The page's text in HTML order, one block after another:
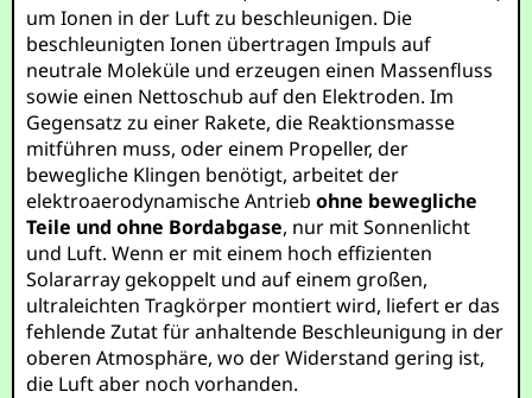
um Ionen in der Luft zu beschleunigen. Die
beschleunigten Ionen übertragen Impuls auf
neutrale Moleküle und erzeugen einen Massenfluss
sowie einen Nettoschub auf den Elektroden. Im
Gegensatz zu einer Rakete, die Reaktionsmasse
mitführen muss, oder einem Propeller, der
bewegliche Klingen benötigt, arbeitet der
elektroaerodynamische Antriebohne bewegliche
Teile und ohne Bordabgase, nur mit Sonnenlicht
und Luft. Wenn er mit einem hoch effizienten
Solararray gekoppelt und auf einem großen,
ultraleichten Tragkörper montiert wird, liefert er das
fehlende Zutat für anhaltende Beschleunigung in der
oberen Atmosphäre, wo der Widerstand gering ist,
die Luft aber noch vorhanden.